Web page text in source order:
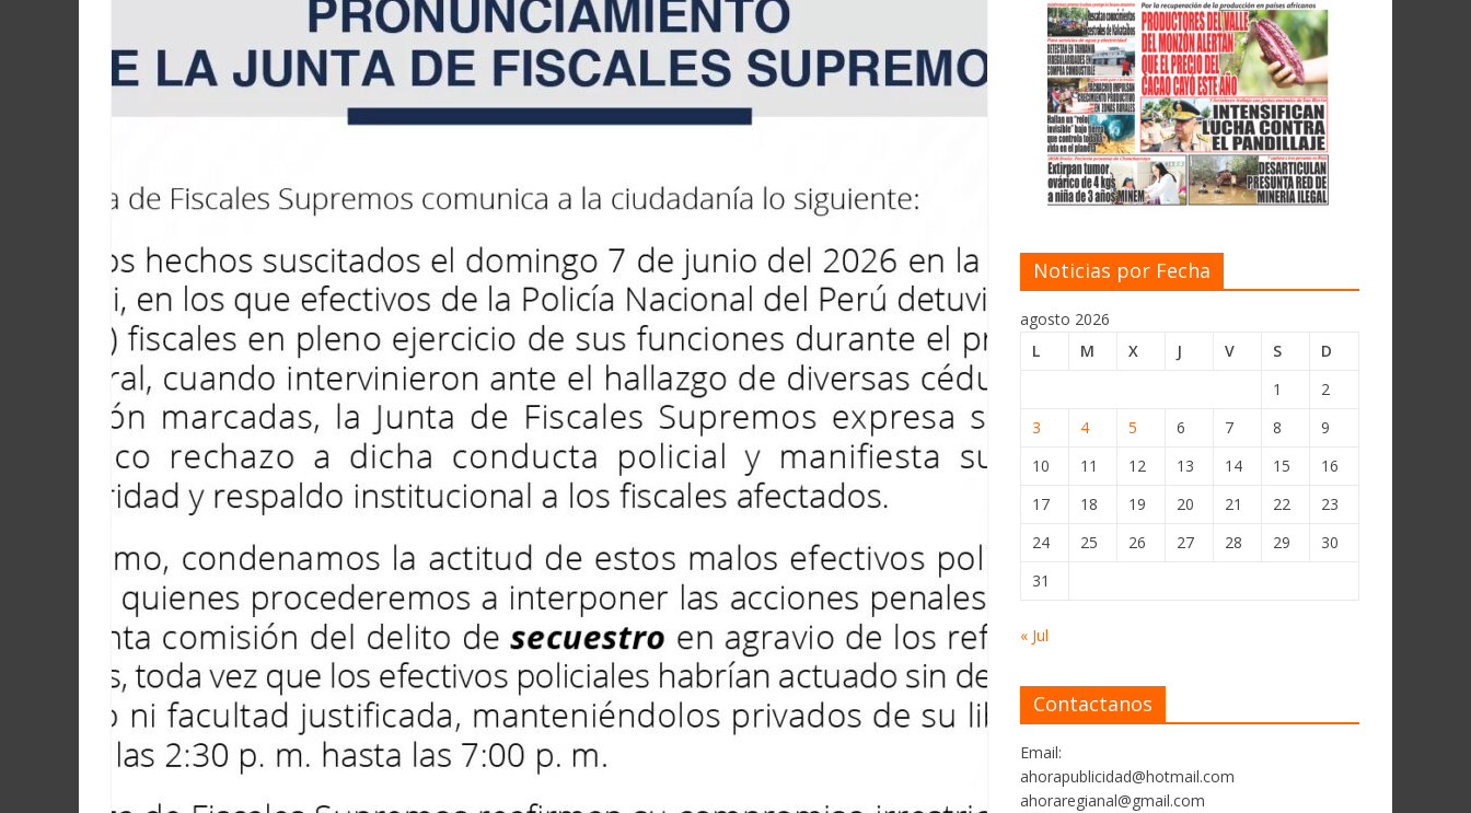
Loreto
Noticias por Fecha
agosto 2026
L
M X J V S
D
1
2
3
4 5 6 7 8
9
10
11 12 13 14 15
16
17
18 19 20 21 22
23
24
25 26 27 28 29
30
31
« Jul
Contactanos
Email:
ahorapublicidad@hotmail.com
ahoraregianal@gmail.com